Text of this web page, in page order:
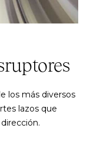
los más diversos
lazos que